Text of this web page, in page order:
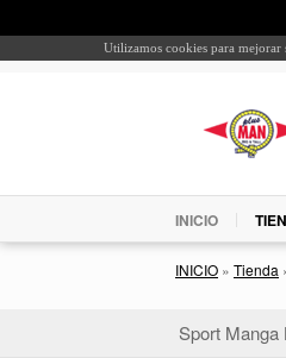
Utilizamos cookies para mejorar
INICIO
INICIO » Tienda
Sport Manga